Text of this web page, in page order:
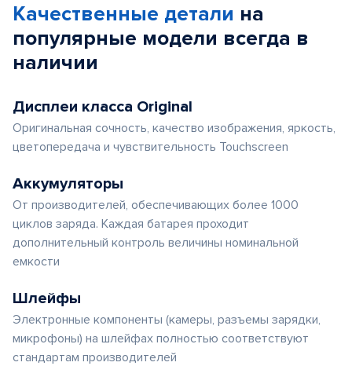
Качественные детали на
популярные модели всегда в
наличии
Дисплеи класса Original
Оригинальная сочность, качество изображения, яркость,
цветопередача и чувствительность Touchscreen
Аккумуляторы
От производителей, обеспечивающих более 1000
циклов заряда. Каждая батарея проходит
дополнительный контроль величины номинальной
емкости
Шлейфы
Электронные компоненты (камеры, разъемы зарядки,
микрофоны) на шлейфах полностью соответствуют
стандартам производителей